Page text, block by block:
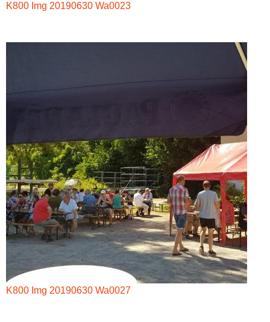
K800 Img 20190630 Wa0023
K800 Img 20190630 Wa0027